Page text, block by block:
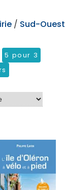
/ Sud-Ouest
5 pour 3